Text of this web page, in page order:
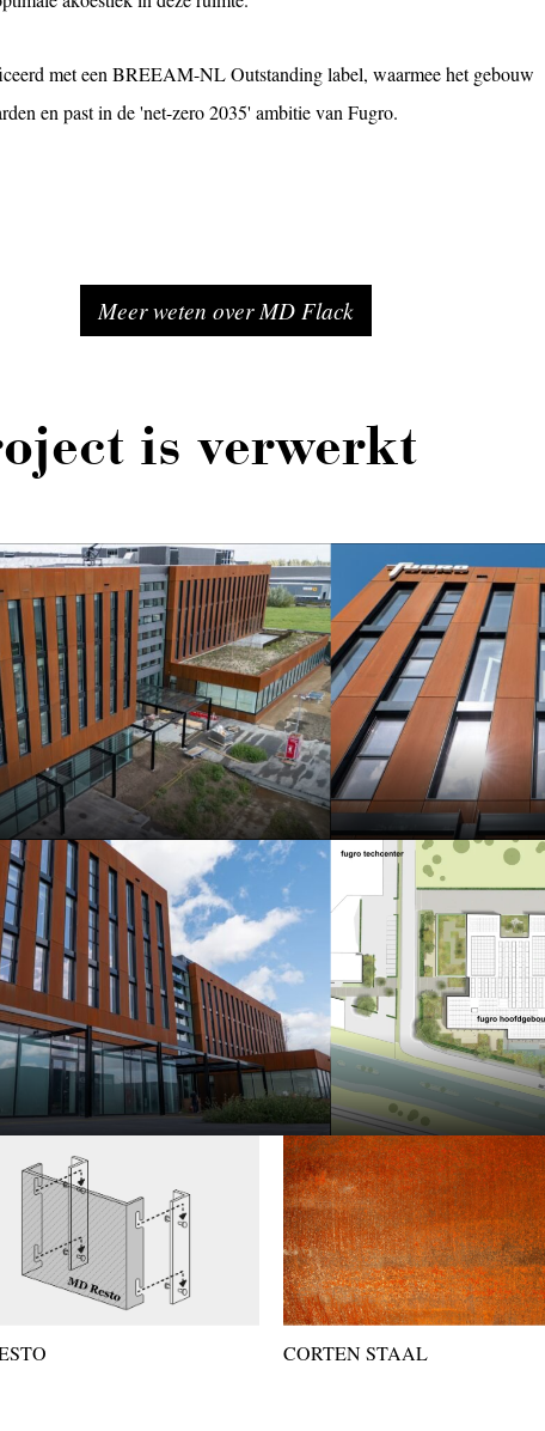
met een BREEAM-NL Outstanding label, waarmee het gebouw
en past in de 'net-zero 2035' ambitie van Fugro.
Meer weten over MD Flack
is verwerkt
CORTEN STAAL